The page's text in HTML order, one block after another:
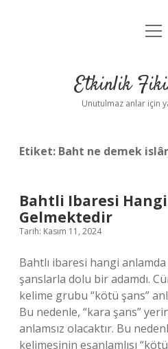
Yasal
Etkinlik
Unutulmaz anlar için
Etiket: Baht ne demek
Bahtli Ibaresi
Gelmektedir
Tarih: Kasım 11, 2024
Bahtlı ibaresi hangi
şanslarla dolu bir adamdı.
kelime grubu “kötü şans”
Bu nedenle, “kara şans”
anlamsız olacaktır. Bu
kelimesinin eşanlamlısı